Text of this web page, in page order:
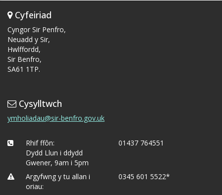
Cyfeiriad
Cyngor Sir Penfro,
Neuadd y Sir,
Hwlffordd,
Sir Benfro,
SA61 1TP.
Cysylltwch
ymholiadau@sir-benfro.gov.uk
Rhif ffôn:
Dydd Llun i ddydd
Gwener, 9am i 5pm
01437 764551
Argyfwng y tu allan i
oriau:
0345 601 5522*